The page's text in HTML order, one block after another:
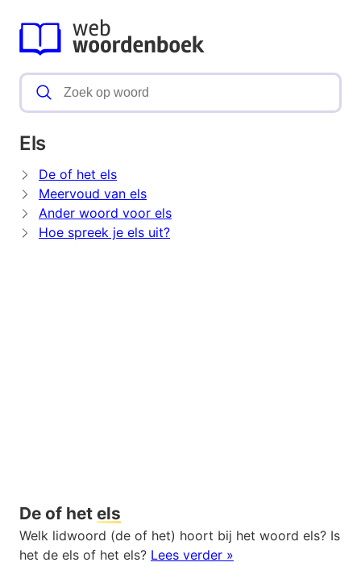
Els
De of het els
Meervoud van els
Ander woord voor els
Hoe spreek je els uit?
De of het els
Welk lidwoord (de of het) hoort bij het woord els? Is
het de els of het els? Lees verder »